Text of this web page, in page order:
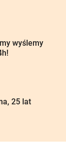
wyślemy
25 lat